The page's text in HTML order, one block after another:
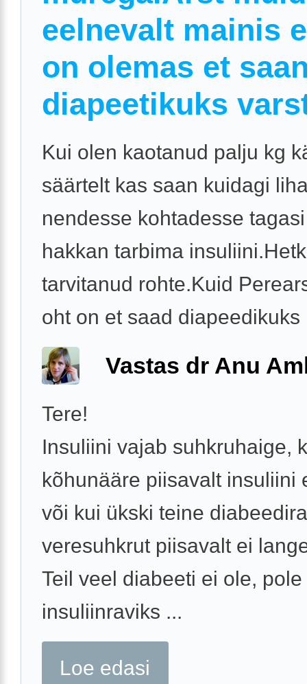
eelnevalt mainis
on olemas et
diapeetikuks
Kui olen kaotanud palju kg
säärtelt kas saan kuidagi
nendesse kohtadesse
hakkan tarbima
tarvitanud rohte.Kuid
oht on et saad diapeedikuks
Vastas dr Anu
Tere!
Insuliini vajab suhkruhaige,
kõhunääre piisavalt insuliini
või kui ükski teine
veresuhkrut piisavalt ei
Teil veel diabeeti ei ole, pole
insuliinraviks ...
Loe edasi